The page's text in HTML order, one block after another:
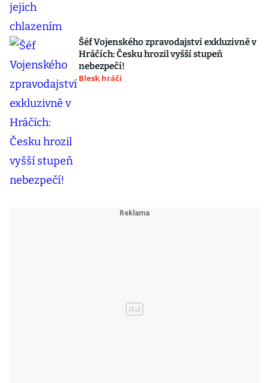
Šéf Vojenského zpravodajství exkluzivně v
Hráčích: Česku hrozil vyšší stupeň
nebezpečí!
Blesk hráči